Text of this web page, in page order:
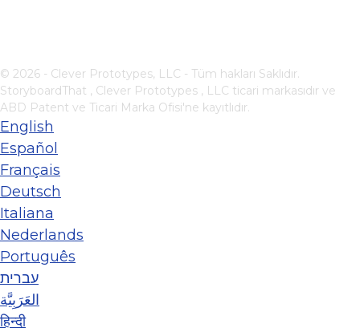
© 2026 - Clever Prototypes, LLC - Tüm hakları Saklıdır.
StoryboardThat , Clever Prototypes , LLC ticari markasıdır ve
ABD Patent ve Ticari Marka Ofisi'ne kayıtlıdır.
English
Español
Français
Deutsch
Italiana
Nederlands
Português
עברית
العَرَبِيَّة
हिन्दी